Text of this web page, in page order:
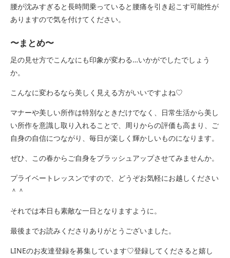
腰が沈みすぎると長時間乗っていると腰痛を引き起こす可能性が
ありますので気を付けてください。
〜まとめ〜
足の見せ方でこんなにも印象が変わる…いかがでしたでしょう
か。
こんなに変わるなら美しく見える方がいいですよね♡
マナーや美しい所作は特別なときだけでなく、日常生活から美し
い所作を意識し取り入れることで、周りからの評価も高まり、ご
自身の自信につながり、毎日が楽しく輝かしいものになります。
ぜひ、この春からご自身をブラッシュアップさせてみませんか。
プライベートレッスンですので、どうぞお気軽にお越しください
＾＾
それでは本日も素敵な一日となりますように。
最後までお読みくださりありがとうございました。
LINEのお友達登録を募集しています♡登録してくださると嬉し